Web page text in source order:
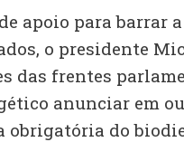
apoio para barrar
o presidente
das frentes
anunciar em
obrigatória do